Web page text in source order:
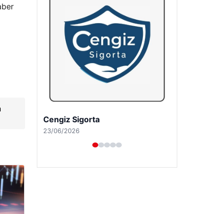
Hastaş Beton
26/05/2026